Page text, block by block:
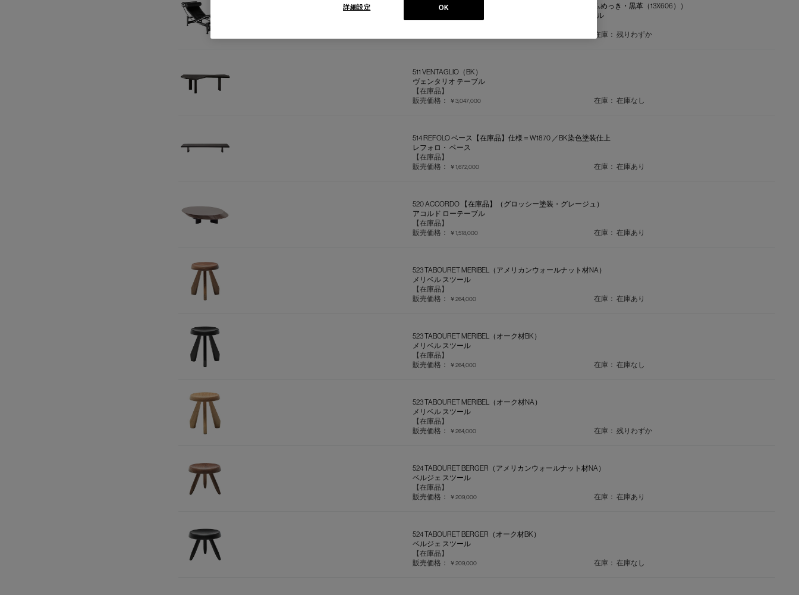
4 CHAISE LONGUE A REGLAGE CONTINU,DURABLE（クロムめっき・黒革（13X606））
シェーズ ロング ア レグラージュ コンティニュ デュラーブル
在庫： 残りわずか
511 VENTAGLIO（BK）
ヴェンタリオ テーブル
【在庫品】
販売価格：
￥3,047,000 在庫： 在庫なし
514 REFOLO ベース【在庫品】仕様＝W1870 ／BK染色塗装仕上
レフォロ・ ベース
【在庫品】
販売価格：
￥1,672,000 在庫： 在庫あり
520 ACCORDO 【在庫品】（グロッシー塗装・グレージュ）
アコルド ローテーブル
【在庫品】
販売価格：
￥1,518,000 在庫： 在庫あり
523 TABOURET MERIBEL（アメリカンウォールナット材NA）
メリベル スツール
【在庫品】
販売価格：
￥264,000 在庫： 在庫あり
523 TABOURET MERIBEL（オーク材BK）
メリベル スツール
【在庫品】
販売価格：
￥264,000 在庫： 在庫なし
523 TABOURET MERIBEL（オーク材NA）
メリベル スツール
【在庫品】
販売価格：
￥264,000 在庫： 残りわずか
524 TABOURET BERGER（アメリカンウォールナット材NA）
ベルジェ スツール
【在庫品】
販売価格：
￥209,000 在庫： 在庫あり
524 TABOURET BERGER（オーク材BK）
ベルジェ スツール
【在庫品】
販売価格：
￥209,000 在庫： 在庫なし
OK
詳細設定